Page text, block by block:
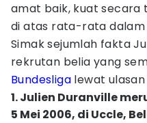
amat baik, kuat secara
di atas rata-rata dalam
Simak sejumlah fakta
rekrutan belia yang
Bundesliga lewat
1. Julien Duranville
5 Mei 2006, di Uccle,